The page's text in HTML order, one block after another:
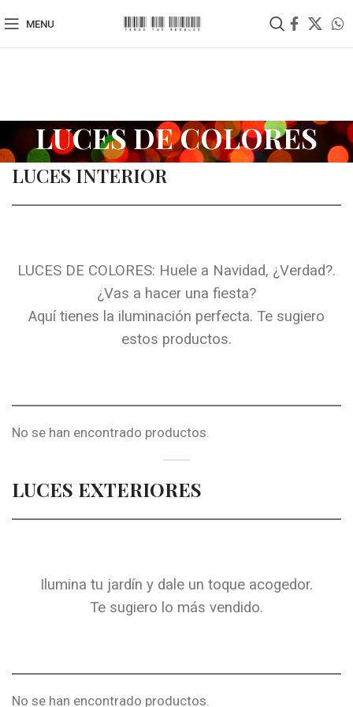
MENU
LUCES DE COLORES
LUCES INTERIOR
LUCES DE COLORES: Huele a Navidad, ¿Verdad?.
¿Vas a hacer una fiesta?
Aquí tienes la iluminación perfecta. Te sugiero
estos productos.
No se han encontrado productos.
LUCES EXTERIORES
Ilumina tu jardín y dale un toque acogedor.
Te sugiero lo más vendido.
No se han encontrado productos.